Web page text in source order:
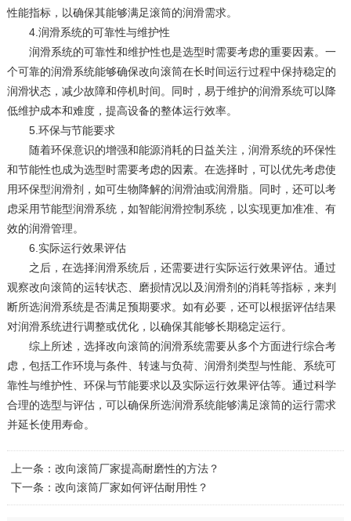
性能指标，以确保其能够满足滚筒的润滑需求。
4.‌润滑系统的可靠性与维护性‌
润滑系统的可靠性和维护性也是选型时需要考虑的重要因素。一
个可靠的润滑系统能够确保改向滚筒在长时间运行过程中保持稳定的
润滑状态，减少故障和停机时间。同时，易于维护的润滑系统可以降
低维护成本和难度，提高设备的整体运行效率。
5.‌环保与节能要求‌
随着环保意识的增强和能源消耗的日益关注，润滑系统的环保性
和节能性也成为选型时需要考虑的因素。在选择时，可以优先考虑使
用环保型润滑剂，如可生物降解的润滑油或润滑脂。同时，还可以考
虑采用节能型润滑系统，如智能润滑控制系统，以实现更加准准、有
效的润滑管理。
6.‌实际运行效果评估‌
之后，在选择润滑系统后，还需要进行实际运行效果评估。通过
观察改向滚筒的运转状态、磨损情况以及润滑剂的消耗等指标，来判
断所选润滑系统是否满足预期要求。如有必要，还可以根据评估结果
对润滑系统进行调整或优化，以确保其能够长期稳定运行。
综上所述，选择改向滚筒的润滑系统需要从多个方面进行综合考
虑，包括工作环境与条件、转速与负荷、润滑剂类型与性能、系统可
靠性与维护性、环保与节能要求以及实际运行效果评估等。通过科学
合理的选型与评估，可以确保所选润滑系统能够满足滚筒的运行需求
并延长使用寿命。
上一条： 改向滚筒厂家提高耐磨性的方法？
下一条： 改向滚筒厂家如何评估耐用性？